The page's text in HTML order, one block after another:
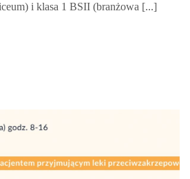
i klasa 1 BSII (branżowa [...]